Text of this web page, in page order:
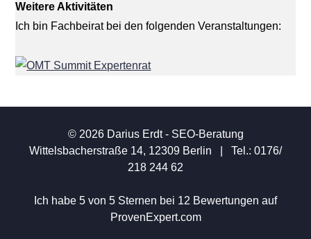
Weitere Aktivitäten
Ich bin Fachbeirat bei den folgenden Veranstaltungen:
© 2026 Darius Erdt - SEO-Beratung
Wittelsbacherstraße 14, 12309 Berlin | Tel.: 0176/
218 244 62
Ich habe 5 von 5 Sternen bei 12 Bewertungen auf
ProvenExpert.com